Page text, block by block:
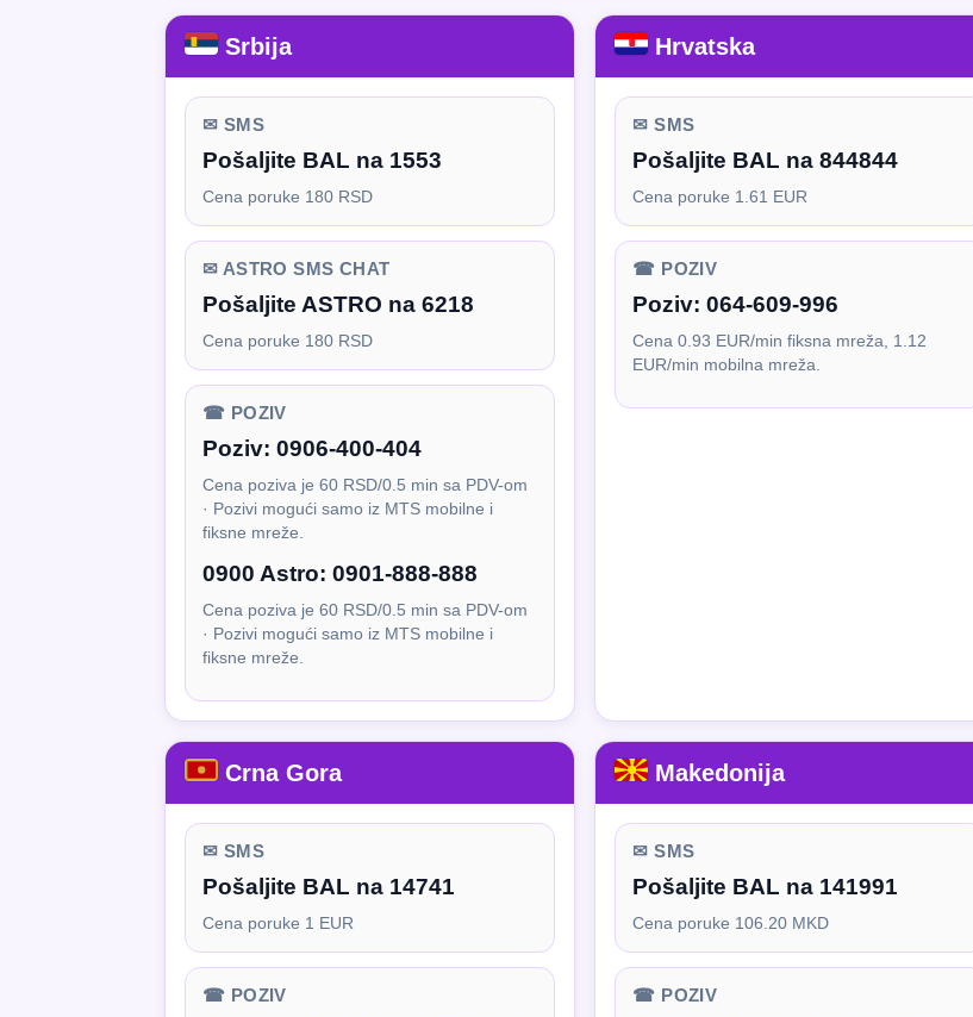
Srbija
✉ SMS
Pošaljite BAL na 1553
Cena poruke 180 RSD
✉ ASTRO SMS CHAT
Pošaljite ASTRO na 6218
Cena poruke 180 RSD
☎ POZIV
Poziv: 0906-400-404
Cena poziva je 60 RSD/0.5 min sa PDV-om
· Pozivi mogući samo iz MTS mobilne i
fiksne mreže.
0900 Astro: 0901-888-888
Cena poziva je 60 RSD/0.5 min sa PDV-om
· Pozivi mogući samo iz MTS mobilne i
fiksne mreže.
Hrvatska
✉ SMS
Pošaljite BAL na 844844
Cena poruke 1.61 EUR
☎ POZIV
Poziv:064-609-996
Cena 0.93 EUR/min fiksna mreža, 1.12
EUR/min mobilna mreža.
Crna Gora
✉ SMS
Pošaljite BAL na 14741
Cena poruke 1 EUR
☎ POZIV
Makedonija
✉ SMS
Pošaljite BAL na 141991
Cena poruke 106.20 MKD
☎ POZIV